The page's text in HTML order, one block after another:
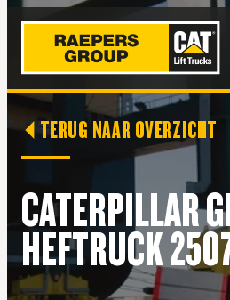
TERUG NAAR OVERZICHT
CATERPILLAR
HEFTRUCK